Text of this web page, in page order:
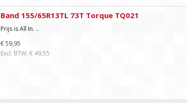
Band 155/65R13TL 73T Torque TQ021
Prijs is All In. ..
€ 59,95
Excl. BTW: € 49,55